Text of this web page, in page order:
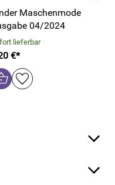
Maschenmode
04/2024
lieferbar
€*